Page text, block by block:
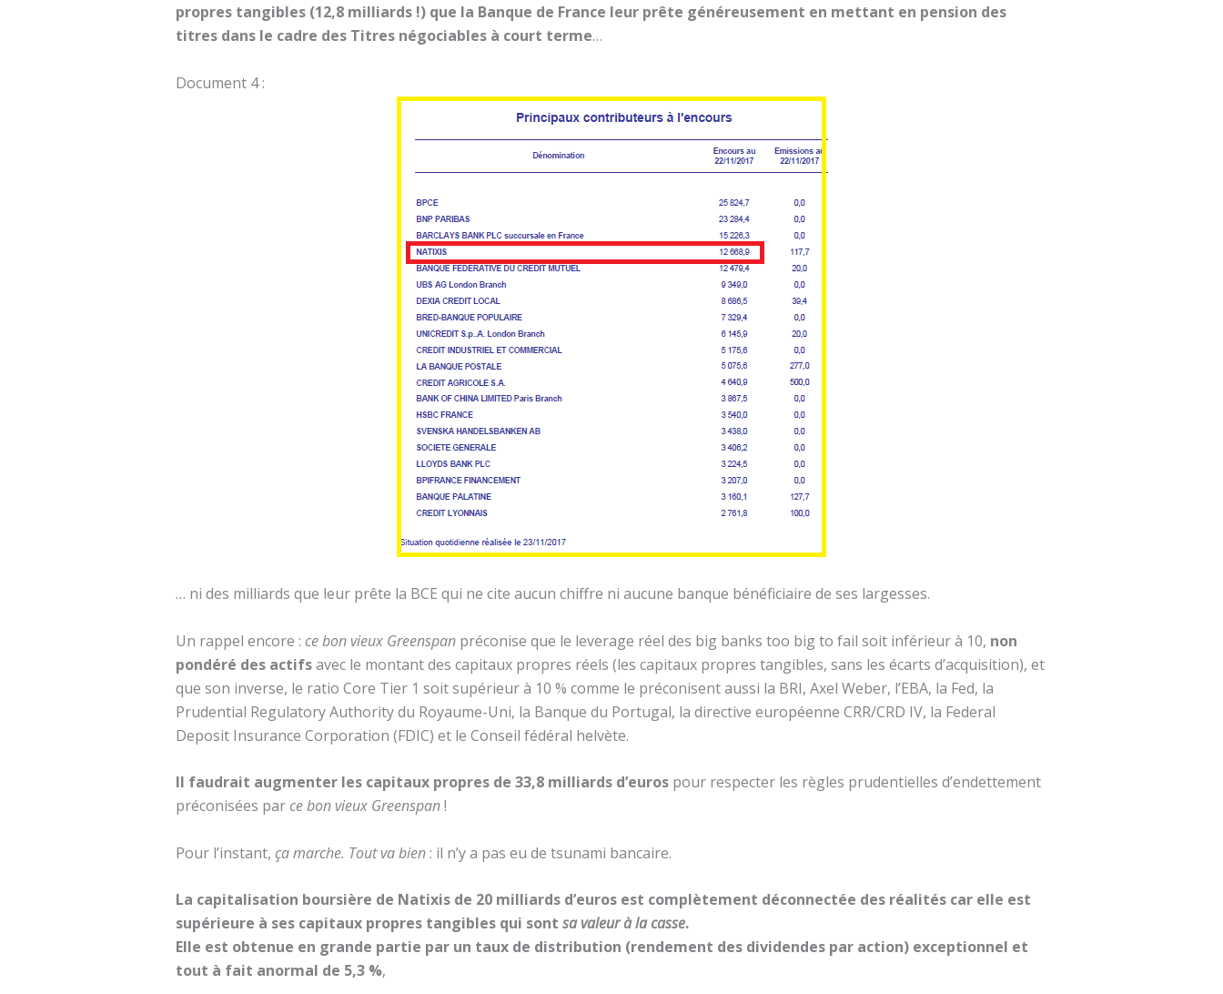
propres tangibles (12,8 milliards !) que la Banque de France leur prête généreusement en mettant en pension des
titres dans le cadre des Titres négociables à court terme…
Document 4 :
… ni des milliards que leur prête la BCE qui ne cite aucun chiffre ni aucune banque bénéficiaire de ses largesses.
Un rappel encore : ce bon vieux Greenspan préconise que le leverage réel des big banks too big to fail soit inférieur à 10, non
pondéré des actifsavec le montant des capitaux propres réels (les capitaux propres tangibles, sans les écarts d’acquisition), et
que son inverse, le ratio Core Tier 1 soit supérieur à 10 % comme le préconisent aussi la BRI, Axel Weber, l’EBA, la Fed, la
Prudential Regulatory Authority du Royaume-Uni, la Banque du Portugal, la directive européenne CRR/CRD IV, la Federal
Deposit Insurance Corporation (FDIC) et le Conseil fédéral helvète.
Il faudrait augmenter les capitaux propres de 33,8 milliards d’euros pour respecter les règles prudentielles d’endettement
préconisées par ce bon vieux Greenspan!
Pour l’instant, ça marche. Tout va bien : il n’y a pas eu de tsunami bancaire.
La capitalisation boursière de Natixis de 20 milliards d’euros est complètement déconnectée des réalités car elle est
supérieure à ses capitaux propres tangibles qui sont sa valeur à la casse.
Elle est obtenue en grande partie par un taux de distribution (rendement des dividendes par action) exceptionnel et
tout à fait anormal de 5,3 %,